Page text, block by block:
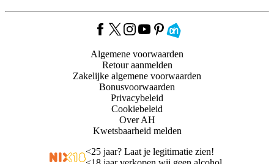
Algemene voorwaarden
Retour aanmelden
Zakelijke algemene voorwaarden
Bonusvoorwaarden
Privacybeleid
Cookiebeleid
Over AH
Kwetsbaarheid melden
<25 jaar? Laat je legitimatie zien!